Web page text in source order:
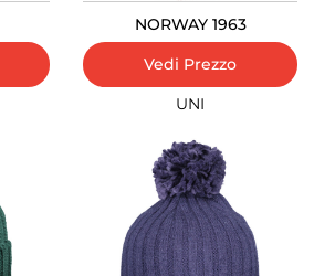
NORWAY 1963
Vedi Prezzo
UNI